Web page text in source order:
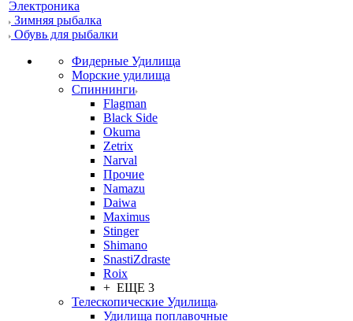
Электроника
Зимняя рыбалка
Обувь для рыбалки
Фидерные Удилища
Морские удилища
Спиннинги
Flagman
Black Side
Okuma
Zetrix
Narval
Прочие
Namazu
Daiwa
Maximus
Stinger
Shimano
SnastiZdraste
Roix
+ ЕЩЕ 3
Телескопические Удилища
Удилища поплавочные